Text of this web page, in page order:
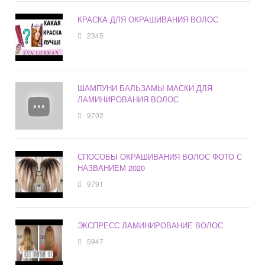
КРАСКА ДЛЯ ОКРАШИВАНИЯ ВОЛОС
2345
ШАМПУНИ БАЛЬЗАМЫ МАСКИ ДЛЯ
ЛАМИНИРОВАНИЯ ВОЛОС
9702
СПОСОБЫ ОКРАШИВАНИЯ ВОЛОС ФОТО С
НАЗВАНИЕМ 2020
9791
ЭКСПРЕСС ЛАМИНИРОВАНИЕ ВОЛОС
5947